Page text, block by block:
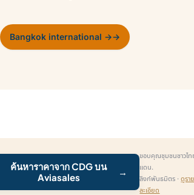
Bangkok international →→
ค้นหาราคาจาก CDG บน
Aviasales
→
ขอบคุณชุมชนชาวไท
แดน.
ลิงก์พันธมิตร ·ดูราย
ละเอียด